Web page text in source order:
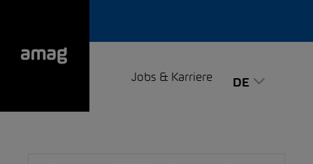
DE
Jobs & Karriere